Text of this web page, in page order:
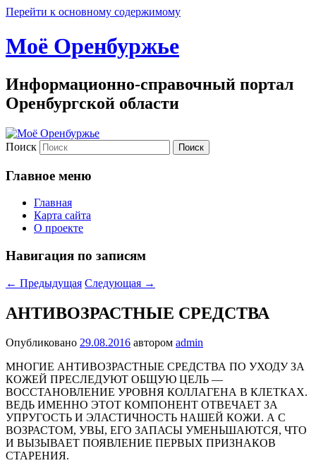
Перейти к основному содержимому
Моё Оренбуржье
Информационно-справочный портал
Оренбургской области
Поиск
Главное меню
Главная
Карта сайта
О проекте
Навигация по записям
← Предыдущая Следующая →
АНТИВОЗРАСТНЫЕ СРЕДСТВА
Опубликовано 29.08.2016 автором admin
МНОГИЕ АНТИВОЗРАСТНЫЕ СРЕДСТВА ПО УХОДУ ЗА
КОЖЕЙ ПРЕСЛЕДУЮТ ОБЩУЮ ЦЕЛЬ —
ВОССТАНОВЛЕНИЕ УРОВНЯ КОЛЛАГЕНА В КЛЕТКАХ.
ВЕДЬ ИМЕННО ЭТОТ КОМПОНЕНТ ОТВЕЧАЕТ ЗА
УПРУГОСТЬ И ЭЛАСТИЧНОСТЬ НАШЕЙ КОЖИ. А С
ВОЗРАСТОМ, УВЫ, ЕГО ЗАПАСЫ УМЕНЬШАЮТСЯ, ЧТО
И ВЫЗЫВАЕТ ПОЯВЛЕНИЕ ПЕРВЫХ ПРИЗНАКОВ
СТАРЕНИЯ.